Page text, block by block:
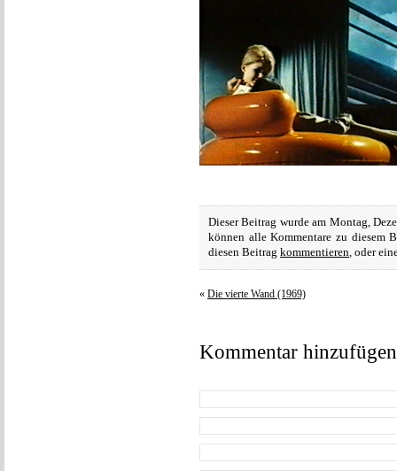
Dieser Beitrag wurde am Montag,
können alle Kommentare zu diesem
diesen Beitrag kommentieren, oder
« Die vierte Wand (1969)
Kommentar hinzufügen